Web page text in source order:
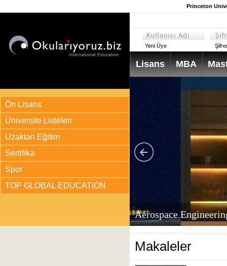
Princeton
Ön Lisans
Üniversite Listeleri
Uzaktan Eğitim
Sertifika
Spor
TOP GLOBAL EDUCATION
Yeni Üye
Lisans MBA
Aerospace
Makaleler